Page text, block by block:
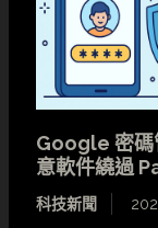
Google 密
意軟件繞過
科技新聞